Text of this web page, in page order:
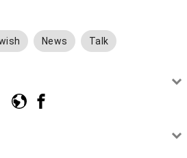
News Talk